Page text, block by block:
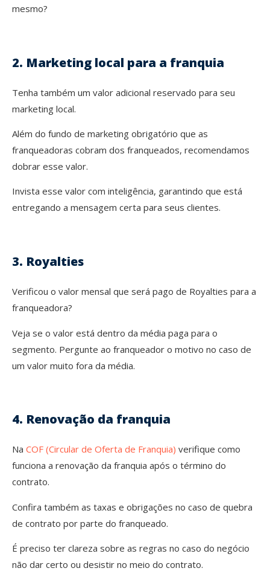
mesmo?
2. Marketing local para a franquia
Tenha também um valor adicional reservado para seu
marketing local.
Além do fundo de marketing obrigatório que as
franqueadoras cobram dos franqueados, recomendamos
dobrar esse valor.
Invista esse valor com inteligência, garantindo que está
entregando a mensagem certa para seus clientes.
3. Royalties
Verificou o valor mensal que será pago de Royalties para a
franqueadora?
Veja se o valor está dentro da média paga para o
segmento. Pergunte ao franqueador o motivo no caso de
um valor muito fora da média.
4. Renovação da franquia
Na COF (Circular de Oferta de Franquia) verifique como
funciona a renovação da franquia após o término do
contrato.
Confira também as taxas e obrigações no caso de quebra
de contrato por parte do franqueado.
É preciso ter clareza sobre as regras no caso do negócio
não dar certo ou desistir no meio do contrato.